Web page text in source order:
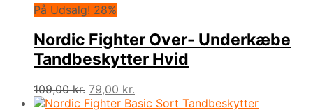
På Udsalg! 28%
Nordic Fighter Over- Underkæbe
Tandbeskytter Hvid
109,00kr. Den
oprindelige
79,00 kr.
aktuelle